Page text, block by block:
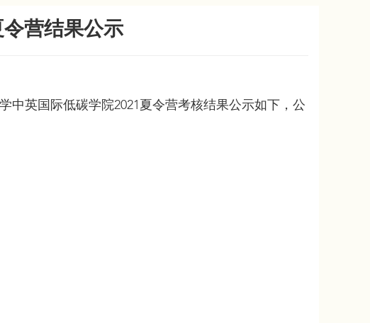
营结果公示
中英国际低碳学院2021夏令营考核结果公示如下，公